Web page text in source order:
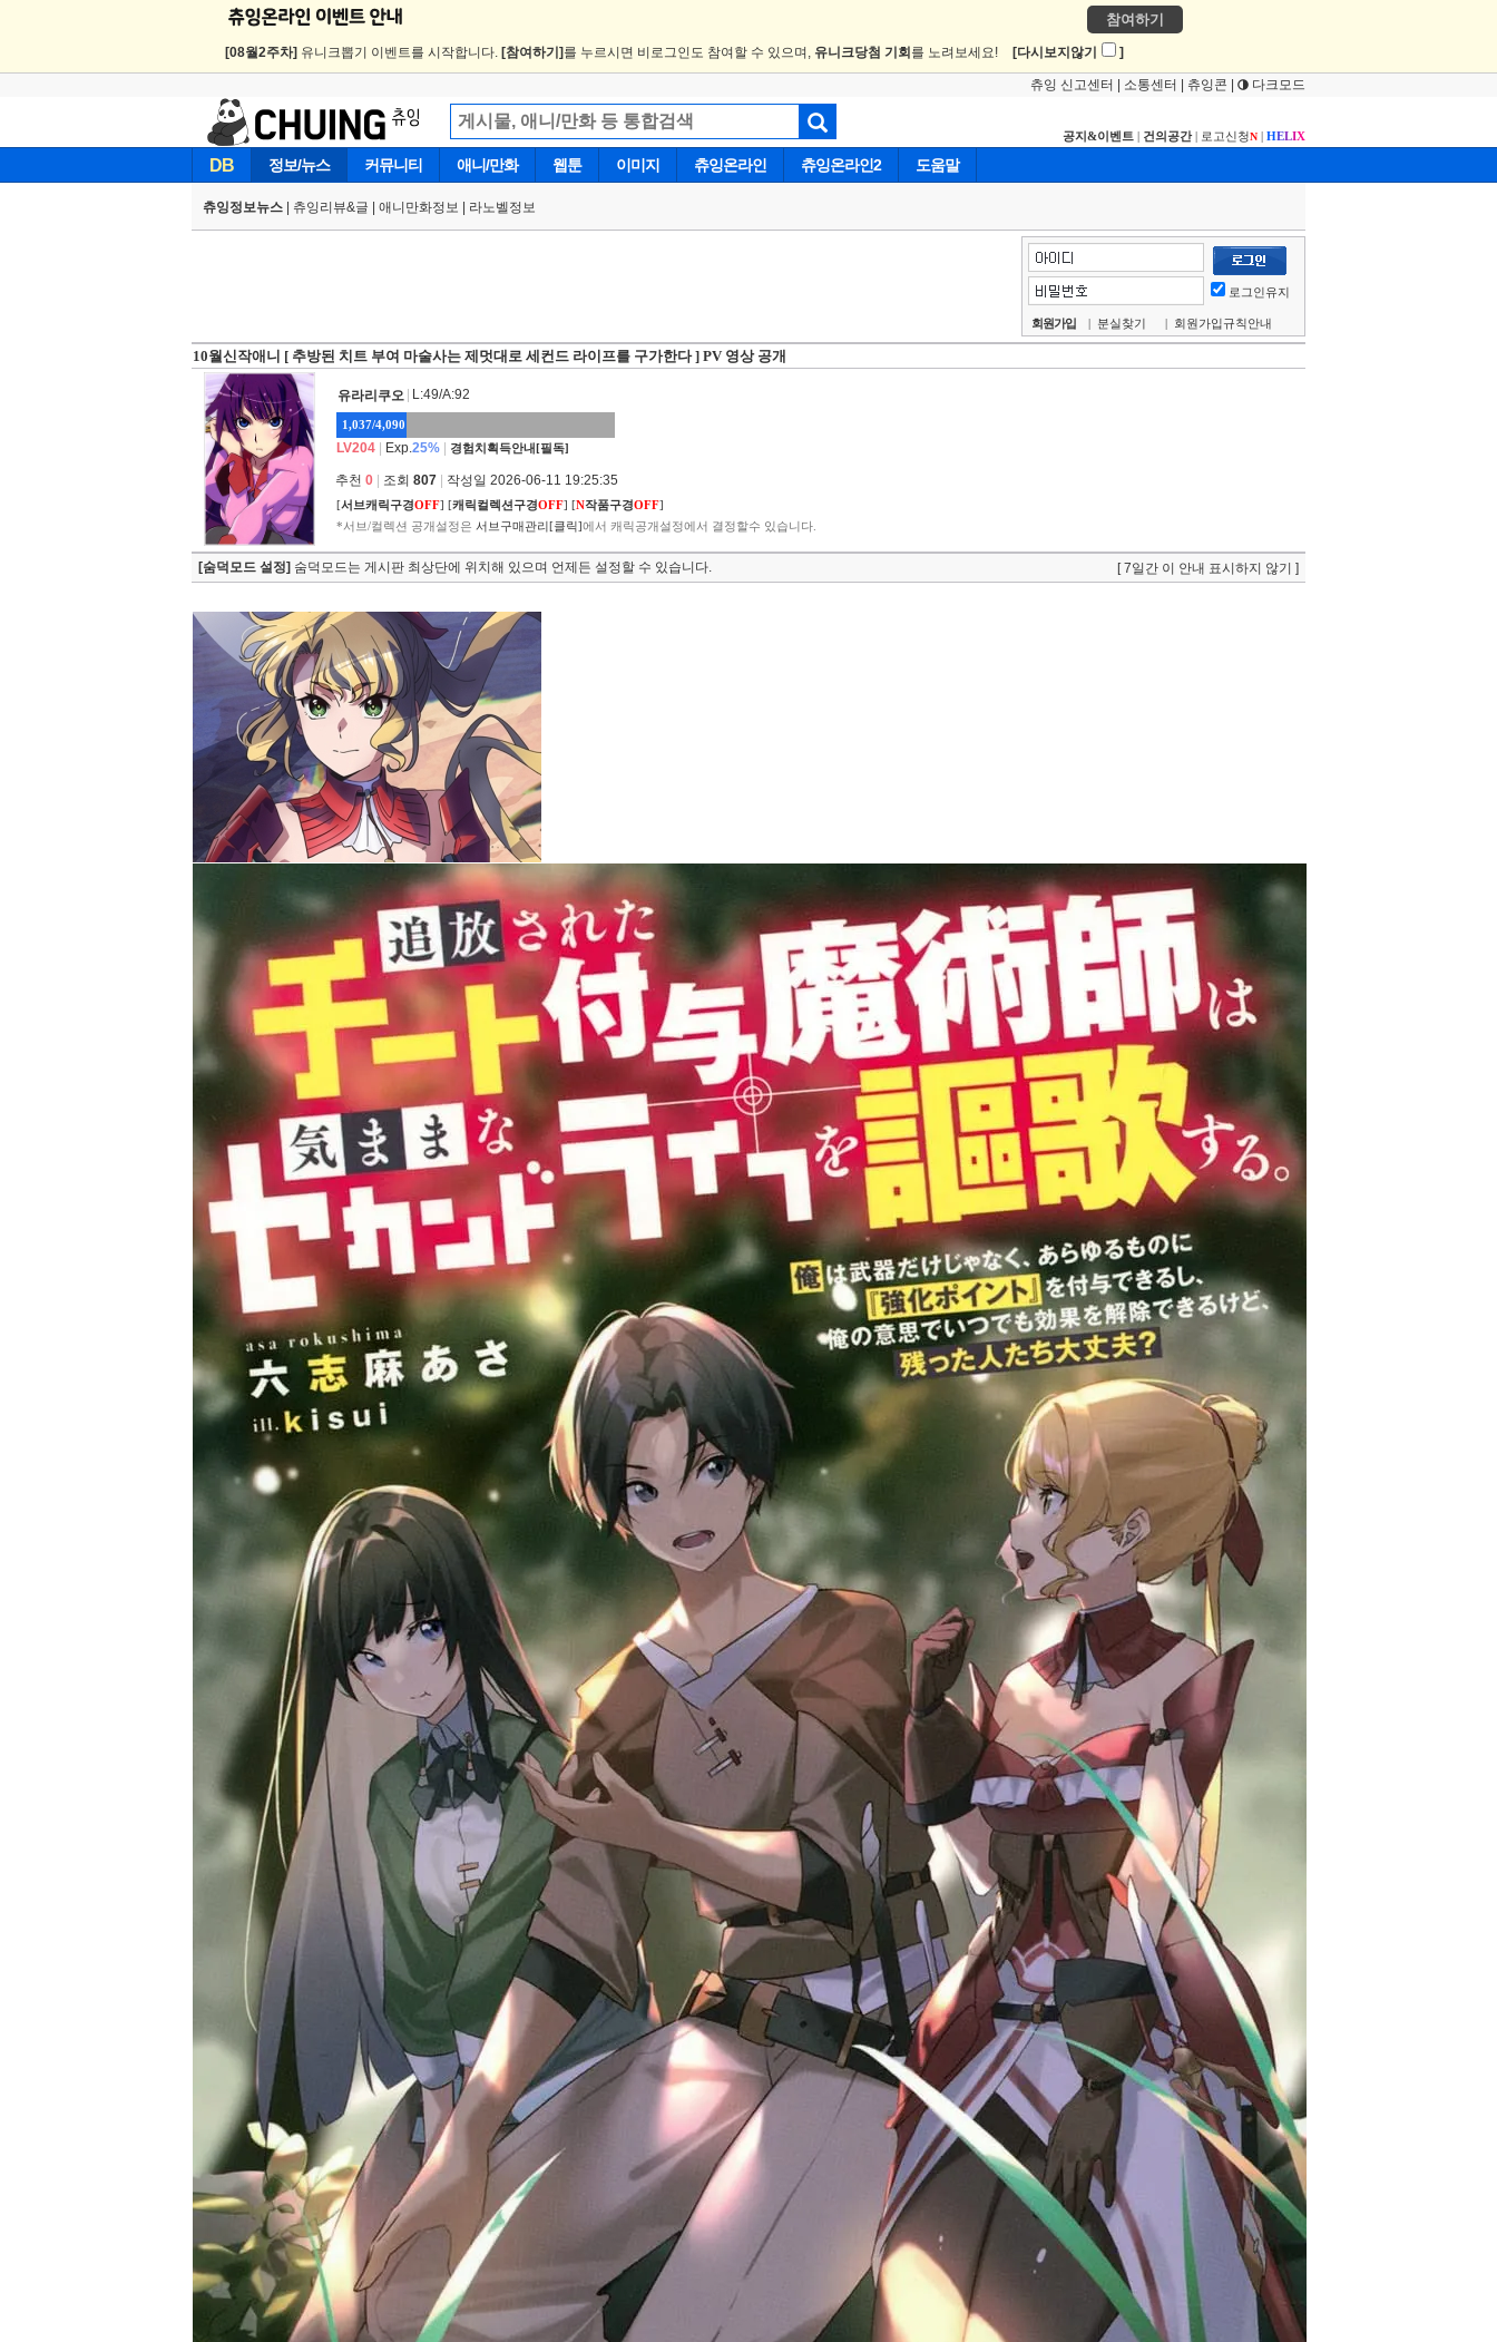
참여하기
[08월2주차] 유니크뽑기 이벤트를 시작합니다. [참여하기] 를 누르시면 비로그인도 참여할 수 있으며, 유니크당첨 기회 를 노려보세요! [다시보지않기 ]
츄잉 신고센터 소통센터 츄잉콘 다크모드
공지&이벤트 | 건의공간| 로고신청N | HELIX
DB 정보/뉴스 커뮤니티 애니/만화 웹툰 이미지 츄잉온라인 츄잉온라인2 도움말
츄잉정보뉴스 츄잉리뷰&글 애니만화정보 라노벨정보
로그인유지
회원가입 | 분실찾기 | 회원가입규칙안내
10월신작애니 [ 추방된 치트 부여 마술사는 제멋대로 세컨드 라이프를 구가한다 ] PV 영상 공개
유라리쿠오 L:49/A:92
1,037/4,090
LV204 Exp.25% 경험치획득안내[필독]
추천 0 조회 807 작성일 2026-06-11 19:25:35
[서브캐릭구경OFF] [캐릭컬렉션구경OFF] [N작품구경OFF]
*서브/컬렉션 공개설정은 서브구매관리[클릭]에서 캐릭공개설정에서 결정할수 있습니다.
[숨덕모드 설정] 숨덕모드는 게시판 최상단에 위치해 있으며 언제든 설정할 수 있습니다. [ 7일간 이 안내 표시하지 않기 ]